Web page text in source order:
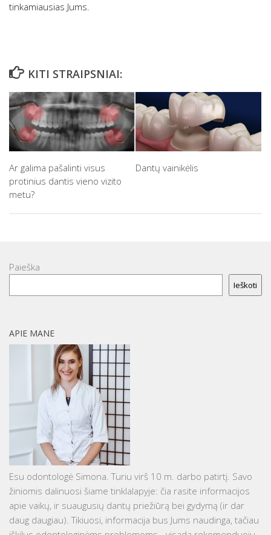
tinkamiausias Jums.
KITI STRAIPSNIAI:
Ar galima pašalinti visus
protinius dantis vieno vizito
metu?
Dantų vainikėlis
Paieška
Ieškoti
APIE MANE
Esu odontologė Simona. Turiu virš 10 m. darbo patirtį. Savo
žiniomis dalinuosi šiame tinklalapyje: čia rasite informacijos
apie vaikų, ir suaugusių dantų priežiūrą bei gydymą (ir dar
daug daugiau). Tikiuosi, informacija bus Jums naudinga, tačiau